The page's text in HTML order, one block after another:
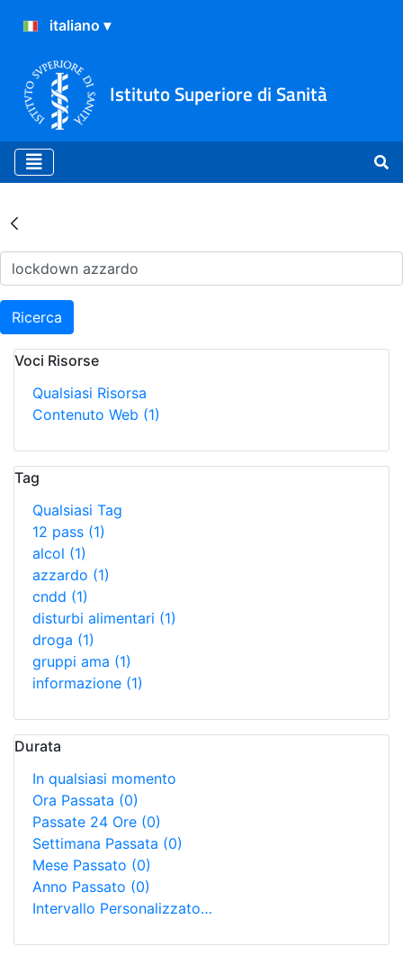
Istituto Superiore di Sanità
Risultati della Ricerca -
Ricerca
Voci Risorse
Qualsiasi Risorsa
Contenuto Web (1)
Tag
Qualsiasi Tag
12 pass (1)
alcol (1)
azzardo (1)
cndd (1)
disturbi alimentari (1)
droga (1)
gruppi ama (1)
informazione (1)
Durata
In qualsiasi momento
Ora Passata (0)
Passate 24 Ore (0)
Settimana Passata (0)
Mese Passato (0)
Anno Passato (0)
Intervallo Personalizzato…